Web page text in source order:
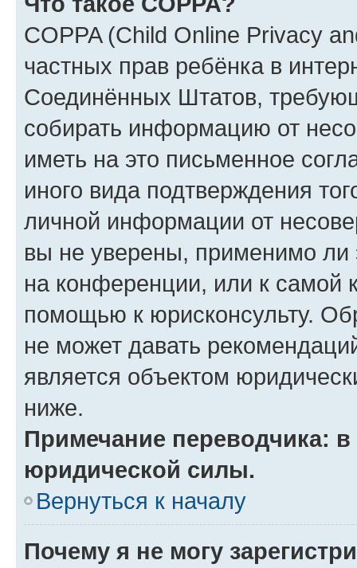
COPPA (Child Online Privacy
частных прав ребёнка в
Соединённых Штатов,
собирать информацию от
иметь на это письменное
иного вида подтверждения
личной информации от
вы не уверены, применимо ли
на конференции, или к самой
помощью к юрисконсульту.
не может давать
является объектом
ниже.
Примечание переводчика:
юридической силы.
Вернуться к началу
Почему я не могу